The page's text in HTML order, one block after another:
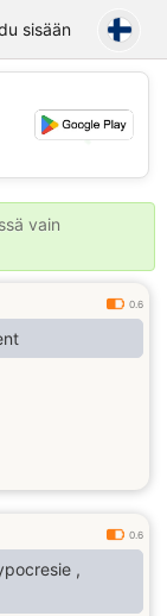
sisään
💕
vain
0.6
0.6
,